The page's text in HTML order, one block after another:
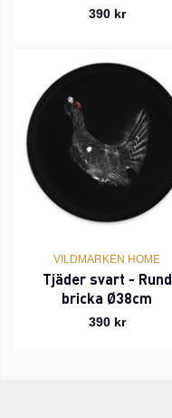
390 kr
VILDMARKEN HOME
Tjäder svart - Rund
bricka Ø38cm
390 kr